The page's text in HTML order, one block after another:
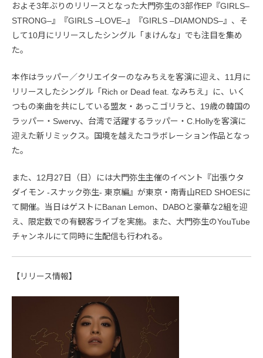
およそ3年ぶりのリリースとなった大門弥生の3部作EP『GIRLS–
STRONG–』『GIRLS –LOVE–』『GIRLS –DIAMONDS–』、そ
して10月にリリースしたシングル「まけんな」でも注目を集め
た。
本作はラッパー／クリエイターのなみちえを客演に迎え、11月に
リリースしたシングル「Rich or Dead feat. なみちえ」に、いく
つもの楽曲を共にしている盟友・あっこゴリラと、19歳の韓国の
ラッパー・Swervy、台湾で活躍するラッパー・C.Hollyを客演に
迎えた新リミックス。国境を越えたコラボレーション作品となっ
た。
また、12月27日（日）には大門弥生主催のイベント『出張ウタ
ダイモン -スナック弥生- 東京編』が東京・南青山RED SHOESに
て開催。当日はゲストにBanan Lemon、DABOと豪華な2組を迎
え、限定数での有観客ライブを実施。また、大門弥生のYouTube
チャンネルにて同時に生配信も行われる。
【リリース情報】